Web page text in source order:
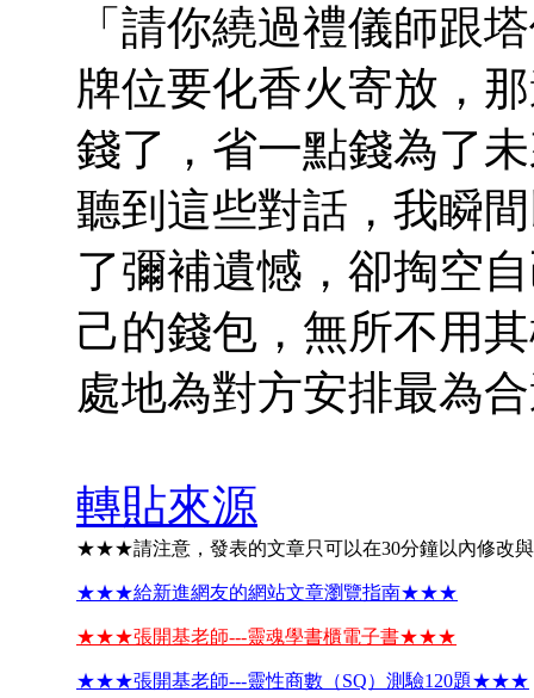
「請你繞過禮儀師跟
牌位要化香火寄放，
錢了，省一點錢為了
聽到這些對話，我瞬
了彌補遺憾，卻掏空
己的錢包，無所不用
處地為對方安排最為
轉貼來源
★★★請注意，發表的文章只可以在30分鐘以內修
★★★給新進網友的網站文章瀏覽指南★★★
★★★張開基老師---靈魂學書櫃電子書★★★
★★★張開基老師---靈性商數（SQ）測驗120題★★★